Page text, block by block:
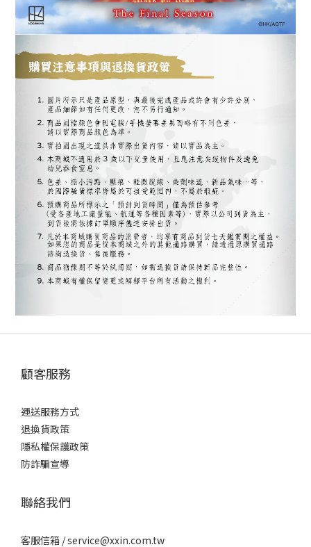
顧客服務
運送服務方式
退換貨政策
隱私權保護政策
防詐騙宣導
聯絡我們
客服信箱 /service@xxin.com.tw